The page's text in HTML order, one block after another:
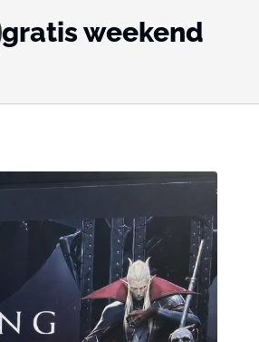
gratis weekend